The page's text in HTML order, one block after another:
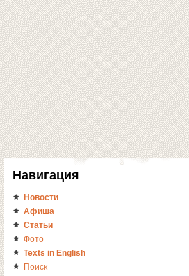
Навигация
Новости
Афиша
Статьи
Фото
Texts in English
Поиск